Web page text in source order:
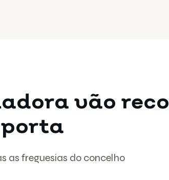
vão
as freguesias do concelho